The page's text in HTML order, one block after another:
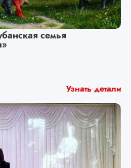
семья
Узнать детали